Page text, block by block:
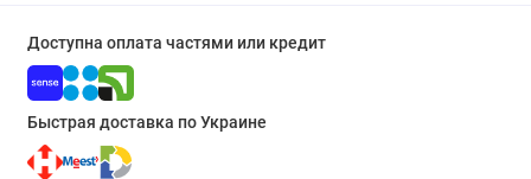
Доступна оплата частями или кредит
Быстрая доставка по Украине